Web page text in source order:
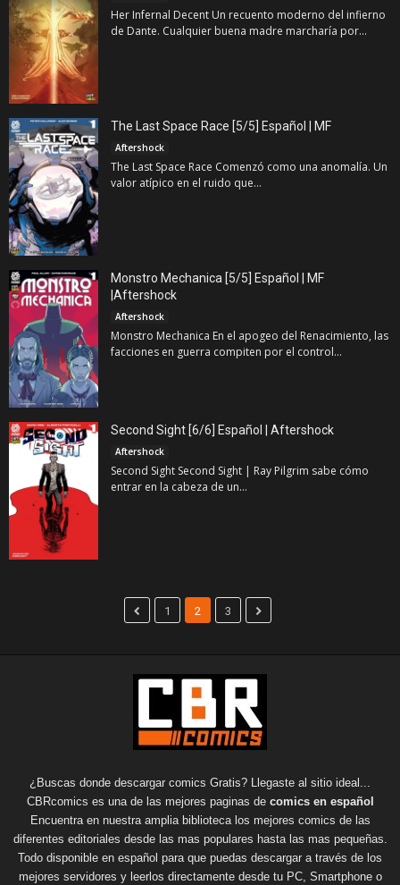
Her Infernal Decent Un recuento moderno del infierno
de Dante. Cualquier buena madre marcharía por...
The Last Space Race [5/5] Español | MF
Aftershock
The Last Space Race Comenzó como una anomalía. Un
valor atípico en el ruido que...
Monstro Mechanica [5/5] Español | MF
|Aftershock
Aftershock
Monstro Mechanica En el apogeo del Renacimiento, las
facciones en guerra compiten por el control...
Second Sight [6/6] Español | Aftershock
Aftershock
Second Sight Second Sight | Ray Pilgrim sabe cómo
entrar en la cabeza de un...
1 2 3
¿Buscas donde descargar comics Gratis? Llegaste al sitio ideal...
CBRcomics es una de las mejores paginas de comics en español
Encuentra en nuestra amplia biblioteca los mejores comics de las
diferentes editoriales desde las mas populares hasta las mas pequeñas.
Todo disponible en español para que puedas descargar a través de los
mejores servidores y leerlos directamente desde tu PC, Smartphone o